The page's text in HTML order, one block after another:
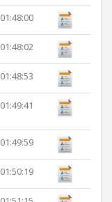
01:48:00
01:48:02
01:48:53
01:49:41
01:49:59
01:50:19